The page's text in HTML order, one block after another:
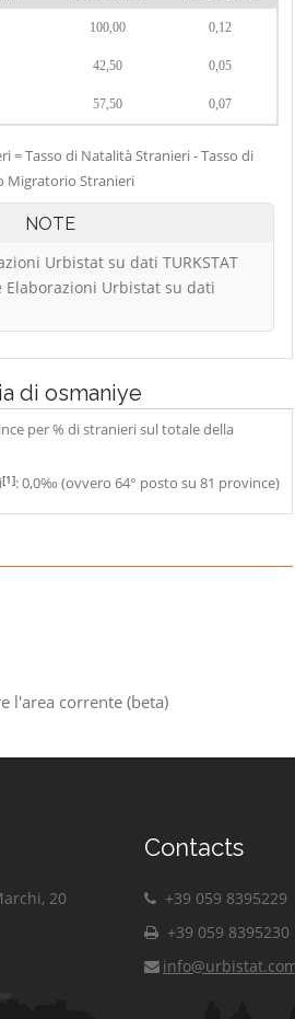
100,00 0,12
42,50 0,05
57,50 0,07
= Tasso di Natalità Stranieri - Tasso di
Migratorio Stranieri
NOTE
Urbistat su dati TURKSTAT
Elaborazioni Urbistat su dati
di osmaniye
per % di stranieri sul totale della
[1]: 0,0‰ (ovvero 64° posto su 81 province)
l'area corrente (beta)
20
Contacts
+39 059 8395229
+39 059 8395230